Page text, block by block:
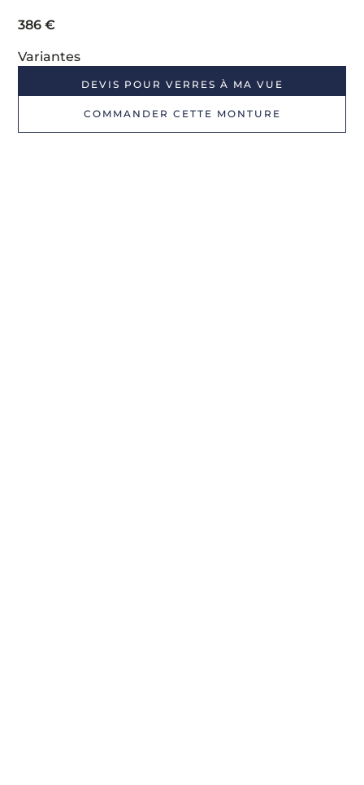
386€
Variantes
DEVIS POUR VERRES À MA VUE
COMMANDER CETTE MONTURE